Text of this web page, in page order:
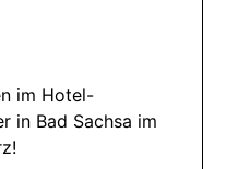
im Hotel-
in Bad Sachsa im